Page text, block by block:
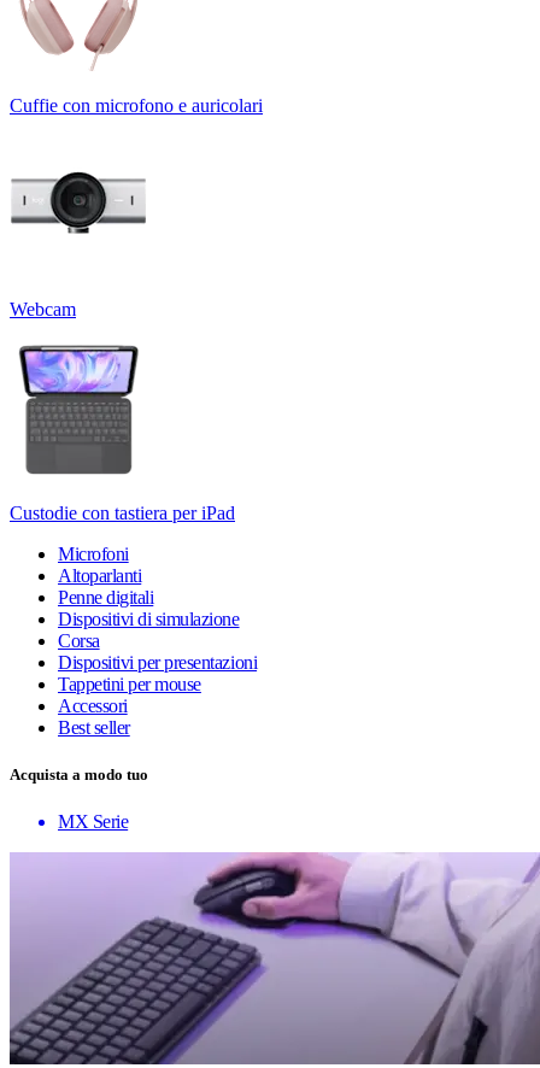
Cuffie con microfono e auricolari
Webcam
Custodie con tastiera per iPad
Microfoni
Altoparlanti
Penne digitali
Dispositivi di simulazione
Corsa
Dispositivi per presentazioni
Tappetini per mouse
Accessori
Best seller
Acquista a modo tuo
MX Serie